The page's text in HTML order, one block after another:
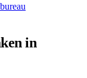
in